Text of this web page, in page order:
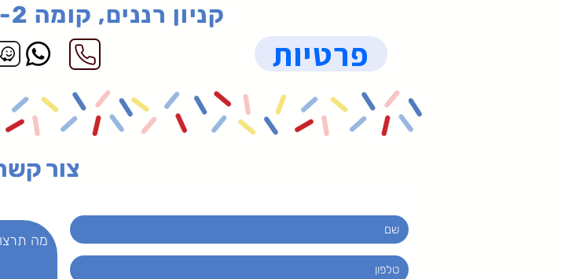
קניון רננים, קומה 2-, רעננה
פרטיות
צור